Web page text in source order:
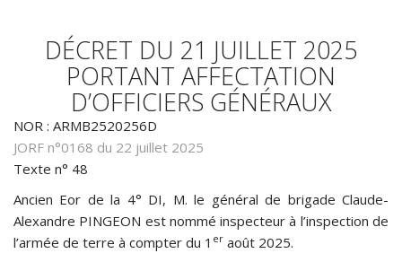
DÉCRET DU 21 JUILLET 2025
PORTANT AFFECTATION
D’OFFICIERS GÉNÉRAUX
NOR : ARMB2520256D
JORF n°0168 du 22 juillet 2025
Texte n° 48
Ancien Eor de la 4° DI, M. le général de brigade Claude-
Alexandre PINGEON est nommé inspecteur à l’inspection de
l’armée de terre à compter du 1 er août 2025.